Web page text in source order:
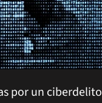
por un ciberdelito